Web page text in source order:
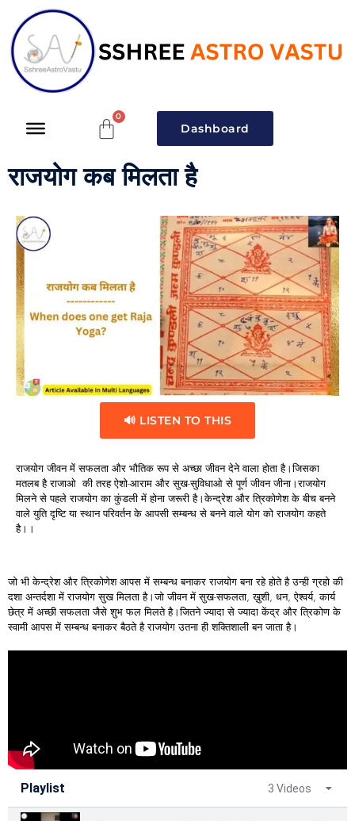
Dashboard
राजयोग कब मिलता है
🔊 LISTEN TO THIS
राजयोग जीवन में सफलता और भौतिक रूप से अच्छा जीवन देने वाला होता है।जिसका
मतलब है राजाओ की तरह ऐशो-आराम और सुख-सुविधाओ से पूर्ण जीवन जीना।राजयोग
मिलने से पहले राजयोग का कुंडली में होना जरूरी है।केन्द्रेश और त्रिकोणेश के बीच बनने
वाले युति दृष्टि या स्थान परिवर्तन के आपसी सम्बन्ध से बनने वाले योग को राजयोग कहते
है।।
जो भी केन्द्रेश और त्रिकोणेश आपस में सम्बन्ध बनाकर राजयोग बना रहे होते है उन्ही ग्रहो की
दशा अन्तर्दशा में राजयोग सुख मिलता है।जो जीवन में सुख-सफलता, ख़ुशी, धन, ऐश्वर्य, कार्य
छेत्र में अच्छी सफलता जैसे शुभ फल मिलते है।जितने ज्यादा से ज्यादा केंद्र और त्रिकोण के
स्वामी आपस में सम्बन्ध बनाकर बैठते है राजयोग उतना ही शक्तिशाली बन जाता है।
Playlist 3 Videos